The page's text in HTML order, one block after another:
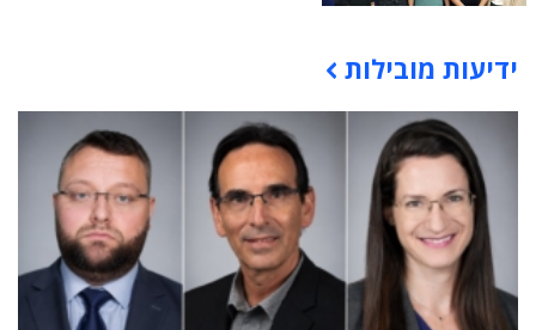
תוכן פרסומי
ידיעות מובילות